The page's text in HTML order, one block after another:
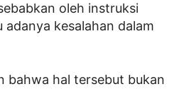
oleh instruksi
kesalahan dalam
bahwa hal tersebut bukan